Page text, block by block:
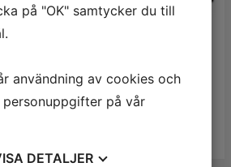
på "OK" samtycker du till
användning av cookies och
personuppgifter på vår
DETALJER